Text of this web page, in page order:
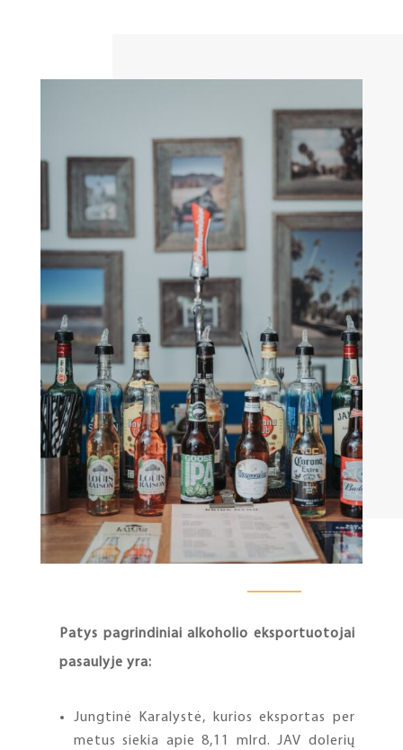
Patys pagrindiniai alkoholio eksportuotojai
pasaulyje yra:
Jungtinė Karalystė, kurios eksportas per
metus siekia apie 8,11 mlrd. JAV dolerių